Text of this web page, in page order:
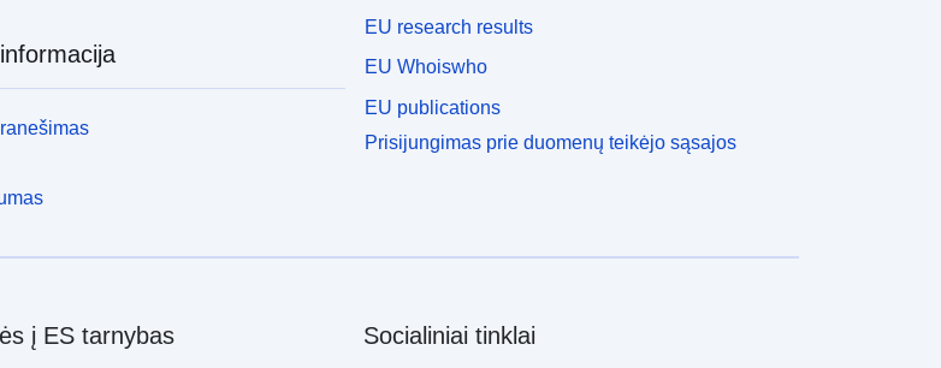
EU research results
EU Whoiswho
EU publications
Prisijungimas prie duomenų teikėjo sąsajos
į ES tarnybas Socialiniai tinklai